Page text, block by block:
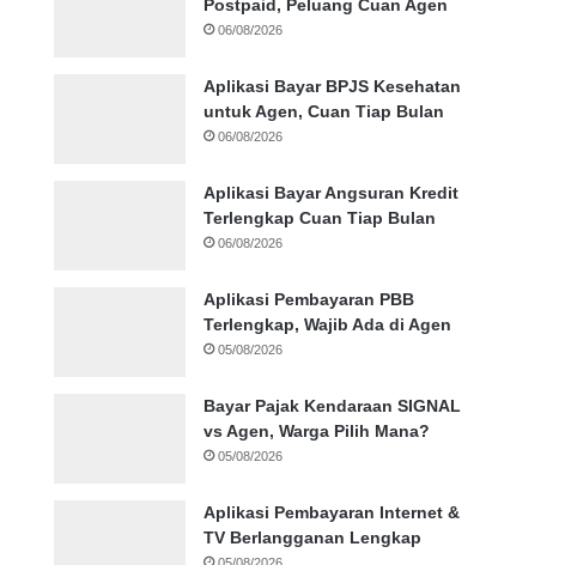
Postpaid, Peluang Cuan Agen
06/08/2026
Aplikasi Bayar BPJS Kesehatan
untuk Agen, Cuan Tiap Bulan
06/08/2026
Aplikasi Bayar Angsuran Kredit
Terlengkap Cuan Tiap Bulan
06/08/2026
Aplikasi Pembayaran PBB
Terlengkap, Wajib Ada di Agen
05/08/2026
Bayar Pajak Kendaraan SIGNAL
vs Agen, Warga Pilih Mana?
05/08/2026
Aplikasi Pembayaran Internet &
TV Berlangganan Lengkap